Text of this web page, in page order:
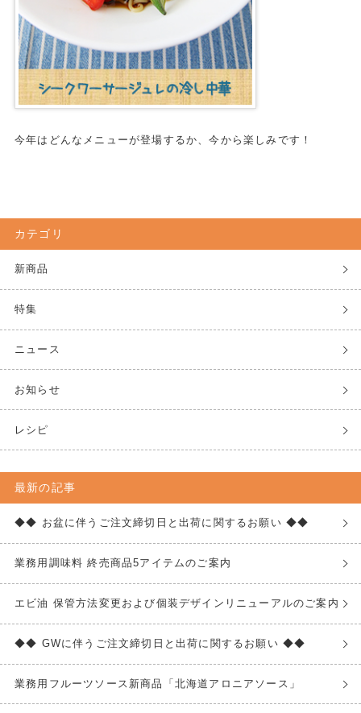
今年はどんなメニューが登場するか、今から楽しみです！
カテゴリ
新商品
特集
ニュース
お知らせ
レシピ
最新の記事
◆◆ お盆に伴うご注文締切日と出荷に関するお願い ◆◆
業務用調味料 終売商品5アイテムのご案内
エビ油 保管方法変更および個装デザインリニューアルのご案内
◆◆ GWに伴うご注文締切日と出荷に関するお願い ◆◆
業務用フルーツソース新商品「北海道アロニアソース」